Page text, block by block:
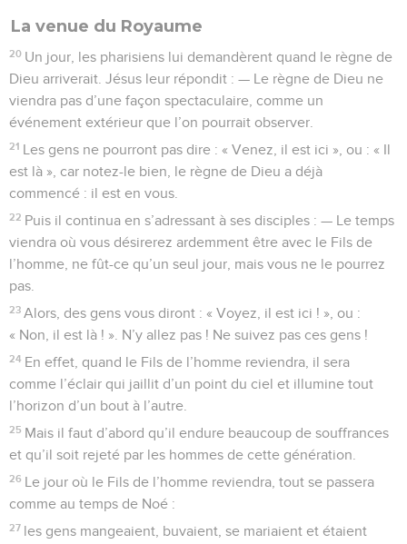
La venue du Royaume
20 Un jour, les pharisiens lui demandèrent quand le règne de
Dieu arriverait. Jésus leur répondit : — Le règne de Dieu ne
viendra pas d’une façon spectaculaire, comme un
événement extérieur que l’on pourrait observer.
21 Les gens ne pourront pas dire : « Venez, il est ici », ou : « Il
est là », car notez-le bien, le règne de Dieu a déjà
commencé : il est en vous.
22 Puis il continua en s’adressant à ses disciples : — Le temps
viendra où vous désirerez ardemment être avec le Fils de
l’homme, ne fût-ce qu’un seul jour, mais vous ne le pourrez
pas.
23 Alors, des gens vous diront : « Voyez, il est ici ! », ou :
« Non, il est là ! ». N’y allez pas ! Ne suivez pas ces gens !
24 En effet, quand le Fils de l’homme reviendra, il sera
comme l’éclair qui jaillit d’un point du ciel et illumine tout
l’horizon d’un bout à l’autre.
25 Mais il faut d’abord qu’il endure beaucoup de souffrances
et qu’il soit rejeté par les hommes de cette génération.
26 Le jour où le Fils de l’homme reviendra, tout se passera
comme au temps de Noé :
27 les gens mangeaient, buvaient, se mariaient et étaient